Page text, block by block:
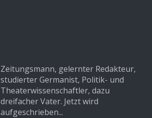
Zeitungsmann, gelernter Redakteur,
studierter Germanist, Politik- und
Theaterwissenschaftler, dazu
dreifacher Vater. Jetzt wird
aufgeschrieben...